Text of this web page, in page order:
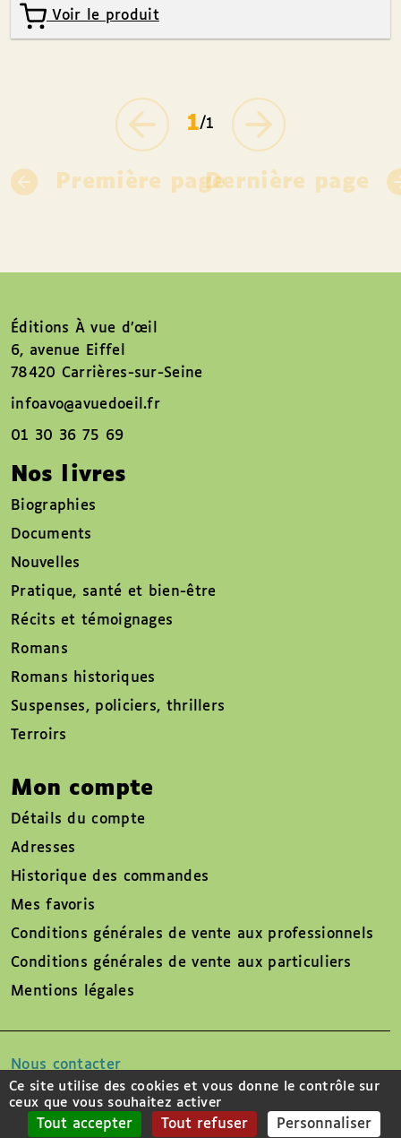
Voir le produit
Première page
1/1
Dernière page
Éditions À vue d’œil
6, avenue Eiffel
78420 Carrières-sur-Seine
infoavo@avuedoeil.fr
01 30 36 75 69
Nos livres
Biographies
Documents
Nouvelles
Pratique, santé et bien-être
Récits et témoignages
Romans
Romans historiques
Suspenses, policiers, thrillers
Terroirs
Mon compte
Détails du compte
Adresses
Historique des commandes
Mes favoris
Conditions générales de vente aux professionnels
Conditions générales de vente aux particuliers
Mentions légales
Nous contacter
Suivez-nous sur
Ce site utilise des cookies et vous donne le contrôle sur
ceux que vous souhaitez activer
Tout accepter Tout refuser Personnaliser